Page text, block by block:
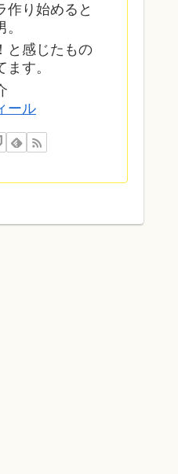
作り始めると
と感じたもの
す。
ール